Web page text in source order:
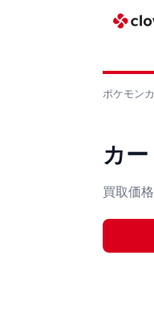
ポケモン
カ
買取価